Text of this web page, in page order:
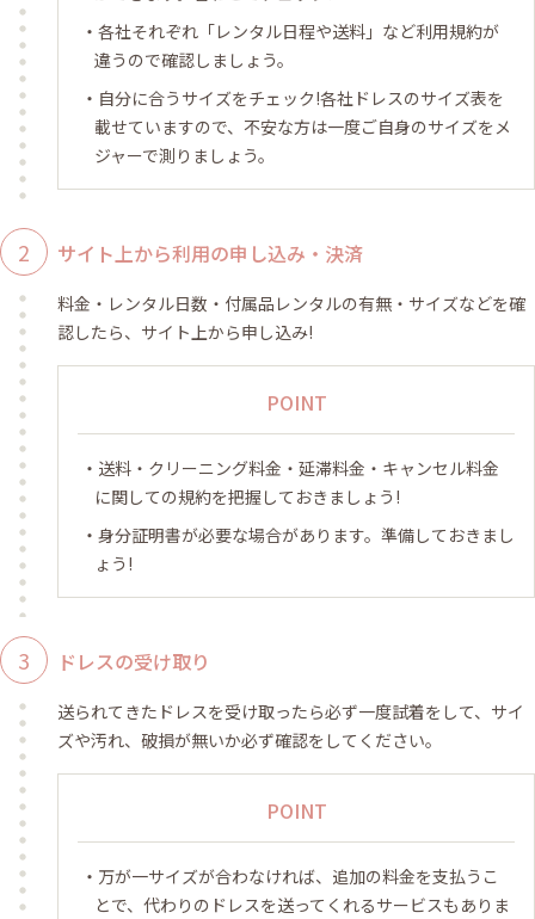
各社それぞれ「レンタル日程や送料」など利用規約が
違うので確認しましょう。
自分に合うサイズをチェック!各社ドレスのサイズ表を
載せていますので、不安な方は一度ご自身のサイズをメ
ジャーで測りましょう。
サイト上から利用の申し込み・決済
料金・レンタル日数・付属品レンタルの有無・サイズなどを確
認したら、サイト上から申し込み!
POINT
送料・クリーニング料金・延滞料金・キャンセル料金
に関しての規約を把握しておきましょう!
身分証明書が必要な場合があります。準備しておきまし
ょう!
ドレスの受け取り
送られてきたドレスを受け取ったら必ず一度試着をして、サイ
ズや汚れ、破損が無いか必ず確認をしてください。
POINT
万が一サイズが合わなければ、追加の料金を支払うこ
とで、代わりのドレスを送ってくれるサービスもありま